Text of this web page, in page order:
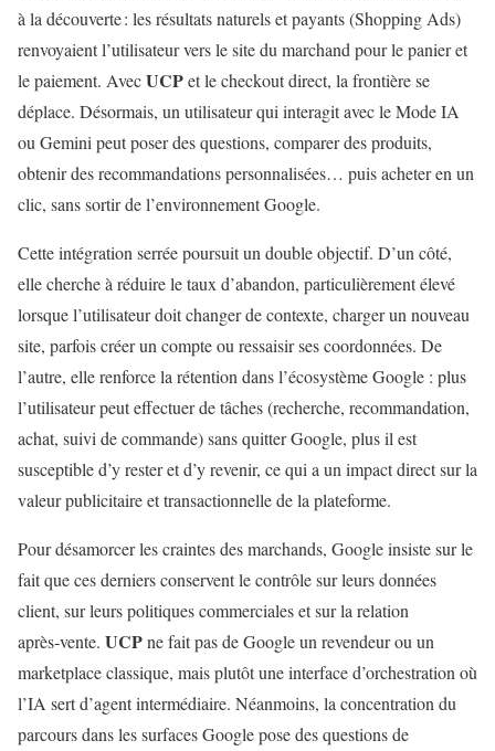
à la découverte : les résultats naturels et payants (Shopping Ads)
renvoyaient l’utilisateur vers le site du marchand pour le panier et
le paiement. AvecUCPet le checkout direct, la frontière se
déplace. Désormais, un utilisateur qui interagit avec le Mode IA
ou Gemini peut poser des questions, comparer des produits,
obtenir des recommandations personnalisées… puis acheter en un
clic, sans sortir de l’environnement Google.
Cette intégration serrée poursuit un double objectif. D’un côté,
elle cherche à réduire le taux d’abandon, particulièrement élevé
lorsque l’utilisateur doit changer de contexte, charger un nouveau
site, parfois créer un compte ou ressaisir ses coordonnées. De
l’autre, elle renforce la rétention dans l’écosystème Google : plus
l’utilisateur peut effectuer de tâches (recherche, recommandation,
achat, suivi de commande) sans quitter Google, plus il est
susceptible d’y rester et d’y revenir, ce qui a un impact direct sur la
valeur publicitaire et transactionnelle de la plateforme.
Pour désamorcer les craintes des marchands, Google insiste sur le
fait que ces derniers conservent le contrôle sur leurs données
client, sur leurs politiques commerciales et sur la relation
après‑vente. UCPne fait pas de Google un revendeur ou un
marketplace classique, mais plutôt une interface d’orchestration où
l’IA sert d’agent intermédiaire. Néanmoins, la concentration du
parcours dans les surfaces Google pose des questions de